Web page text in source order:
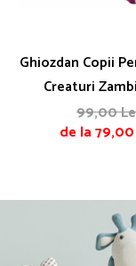
Ghiozdan Copii
Creaturi
99,00
de la